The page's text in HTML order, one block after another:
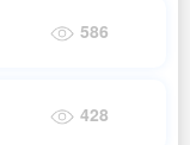
586
428